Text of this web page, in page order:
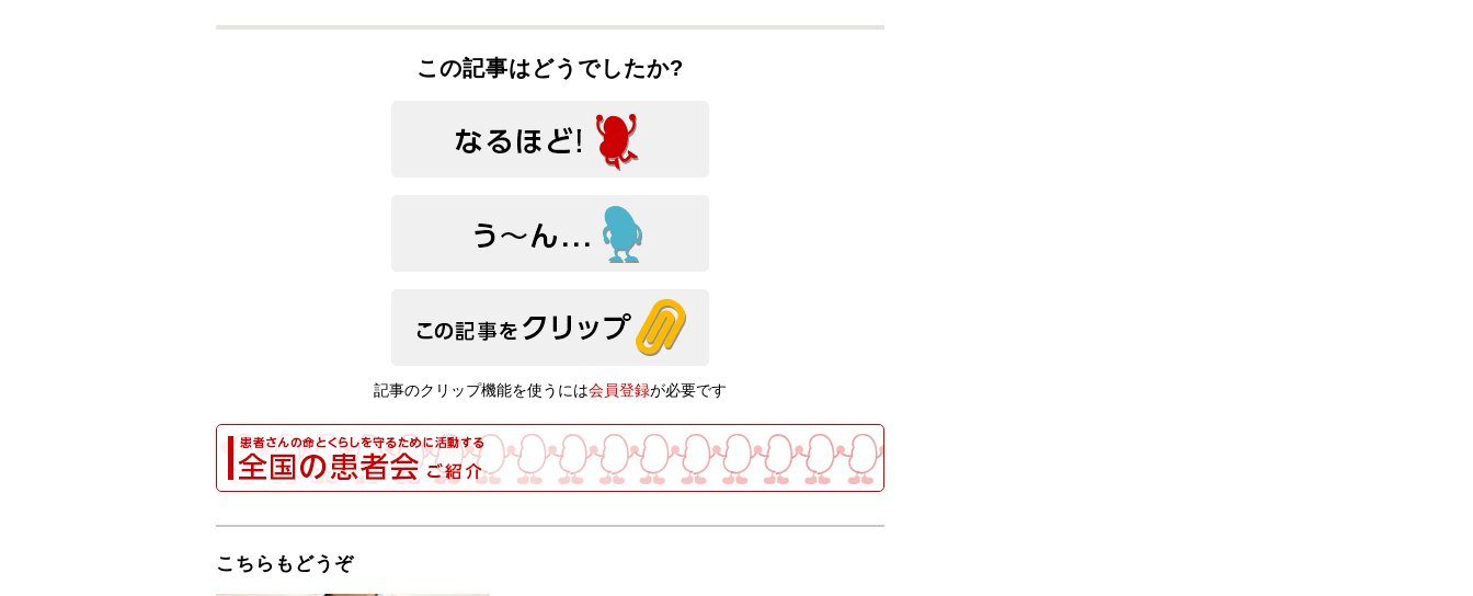
この記事はどうでしたか?
記事のクリップ機能を使うには会員登録が必要です
こちらもどうぞ